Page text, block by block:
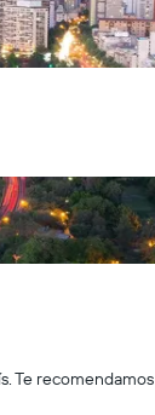
Te recomendamos